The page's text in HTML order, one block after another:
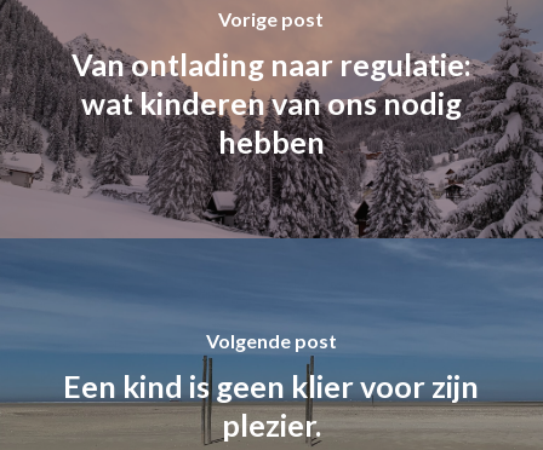
Vorige post
Van ontlading naar regulatie:
wat kinderen van ons nodig
hebben
Volgende post
Een kind is geen klier voor zijn
plezier.